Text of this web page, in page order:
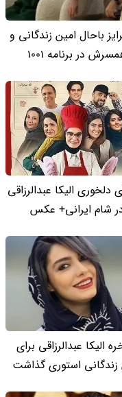
باحال امین زندگانی و
در برنامه 1001
دلخوری الیکا عبدالرزاقی
شام ایرانی+ عکس
الیکا عبدالرزاقی برای
زندگانی استوری گذاشت